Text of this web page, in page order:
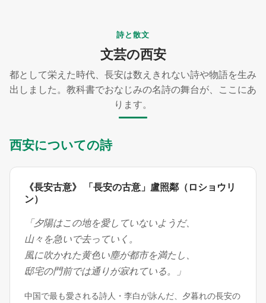
詩と散文
文芸の西安
都として栄えた時代、長安は数えきれない詩や物語を生み
出しました。教科書でおなじみの名詩の舞台が、ここにあ
ります。
西安についての詩
《長安古意》 「長安の古意」盧照鄰（ロショウリ
ン）
「夕陽はこの地を愛していないようだ、
山々を急いで去っていく。
風に吹かれた黄色い塵が都市を満たし、
邸宅の門前では通りが寂れている。」
中国で最も愛される詩人・李白が詠んだ、夕暮れの長安の